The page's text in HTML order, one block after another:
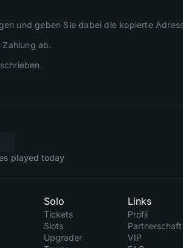
und geben Sie dabei die kopierte
ab.
played today
Solo
Tickets
Slots
Upgrader
Links
Profil
Partnerschaft
VIP